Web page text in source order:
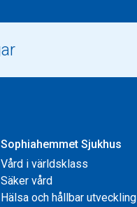
Sophiahemmet Sjukhus
Vård i världsklass
Säker vård
Hälsa och hållbar utveckling